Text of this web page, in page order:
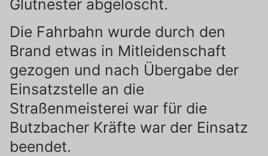
Glutnester abgelöscht.
Die Fahrbahn wurde durch den
Brand etwas in Mitleidenschaft
gezogen und nach Übergabe der
Einsatzstelle an die
Straßenmeisterei war für die
Butzbacher Kräfte war der Einsatz
beendet.